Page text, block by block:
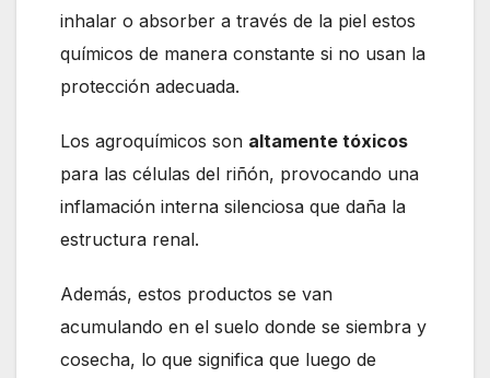
inhalar o absorber a través de la piel estos
químicos de manera constante si no usan la
protección adecuada.
Los agroquímicos son altamente tóxicos
para las células del riñón, provocando una
inflamación interna silenciosa que daña la
estructura renal.
Además, estos productos se van
acumulando en el suelo donde se siembra y
cosecha, lo que significa que luego de